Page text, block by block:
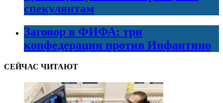
спекулянтам
Заговор в ФИФА: три
конфедерации против Инфантино
СЕЙЧАС ЧИТАЮТ